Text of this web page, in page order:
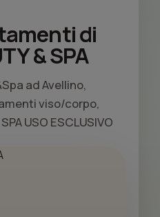
di
& SPA
ad Avellino,
viso/corpo,
USO ESCLUSIVO